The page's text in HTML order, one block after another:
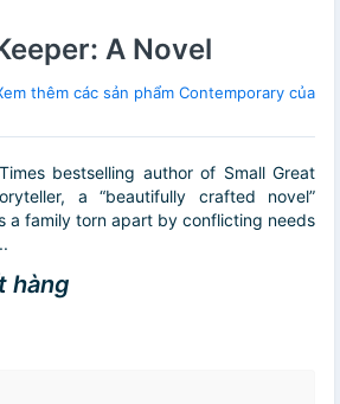
A Novel
thêm các sản phẩm Contemporary của
bestselling author of Small Great
a “beautifully crafted novel”
a family torn apart by conflicting needs
hàng